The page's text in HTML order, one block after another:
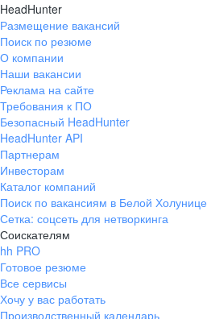
HeadHunter
Размещение вакансий
Поиск по резюме
О компании
Наши вакансии
Реклама на сайте
Требования к ПО
Безопасный HeadHunter
HeadHunter API
Партнерам
Инвесторам
Каталог компаний
Поиск по вакансиям в Белой Холунице
Сетка: соцсеть для нетворкинга
Соискателям
hh PRO
Готовое резюме
Все сервисы
Хочу у вас работать
Производственный календарь